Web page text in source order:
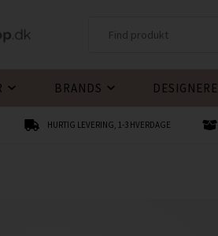
BRANDS DESIGNERE
HURTIG LEVERING, 1-3 HVERDAGE